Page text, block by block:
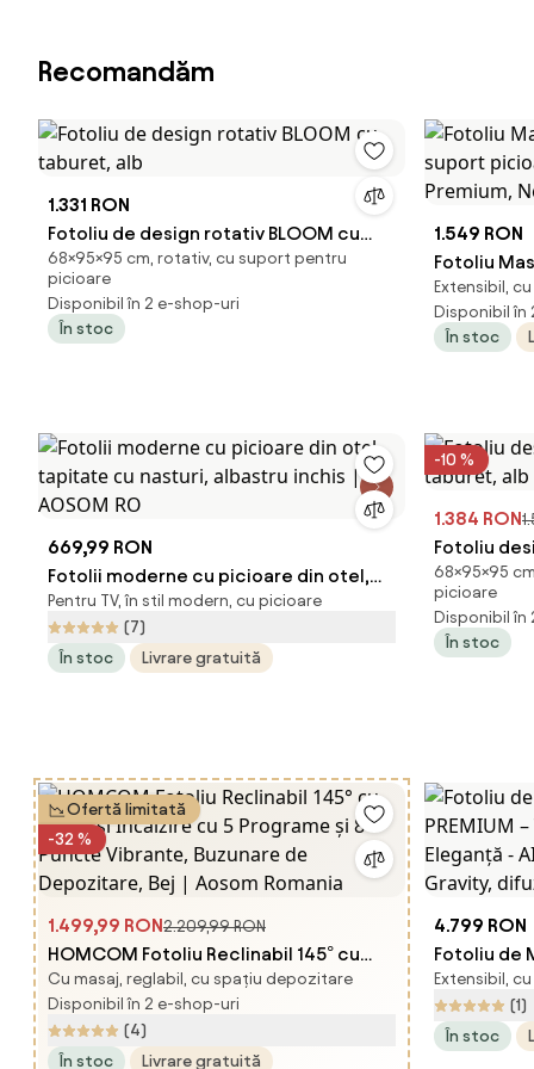
Recomandăm
1.331 RON
Fotoliu de design rotativ BLOOM cu
taburet, alb
68×95×95 cm, rotativ, cu suport pentru
picioare
Disponibil în 2 e-shop-uri
În stoc
1.549 RON
Fotoliu
suport
Premium,
Extensibil,
Disponibil în
În stoc
669,99 RON
Fotolii moderne cu picioare din otel,
tapitate cu nasturi, albastru inchis |
AOSOM RO
Pentru TV, în stil modern, cu picioare
(7)
În stoc
Livrare gratuită
-10 %
1.384 RON
Fotoliu
taburet,
68×95×95
picioare
Disponibil în
În stoc
Ofertă limitată
-32 %
1.499,99 RON2.209,99 RON
HOMCOM Fotoliu Reclinabil 145° cu
Masaj și Încălzire cu 5 Programe și 8
Puncte Vibrante, Buzunare de
Depozitare, Bej | Aosom Romania
Cu masaj, reglabil, cu spațiu depozitare
Disponibil în 2 e-shop-uri
(4)
În stoc
Livrare gratuită
4.799 RON
Fotoliu de
–
Voice,
difuzoare
Extensibil,
(1)
În stoc